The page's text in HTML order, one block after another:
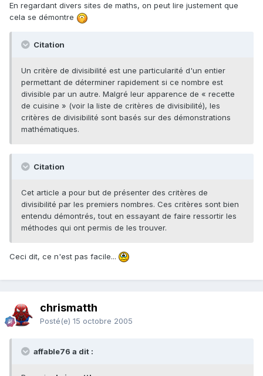
En regardant divers sites de maths, on peut lire justement que
cela se démontre
Citation
Un critère de divisibilité est une particularité d'un entier
permettant de déterminer rapidement si ce nombre est
divisible par un autre. Malgré leur apparence de « recette
de cuisine » (voir la liste de critères de divisibilité), les
critères de divisibilité sont basés sur des démonstrations
mathématiques.
Citation
Cet article a pour but de présenter des critères de
divisibilité par les premiers nombres. Ces critères sont bien
entendu démontrés, tout en essayant de faire ressortir les
méthodes qui ont permis de les trouver.
Ceci dit, ce n'est pas facile...
chrismatth
Posté(e) 15 octobre 2005
affable76 a dit :